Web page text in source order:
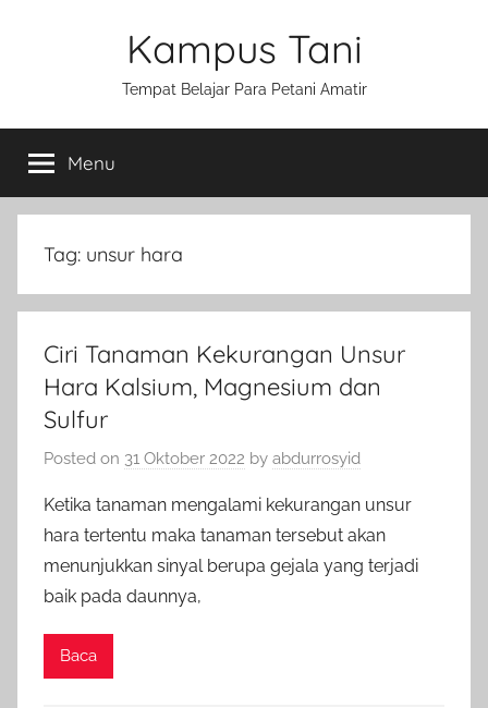
Kampus Tani
Tempat Belajar Para Petani Amatir
Menu
Tag: unsur hara
Ciri Tanaman Kekurangan Unsur
Hara Kalsium, Magnesium dan
Sulfur
Posted on 31 Oktober 2022 by abdurrosyid
Ketika tanaman mengalami kekurangan unsur
hara tertentu maka tanaman tersebut akan
menunjukkan sinyal berupa gejala yang terjadi
baik pada daunnya,
Baca